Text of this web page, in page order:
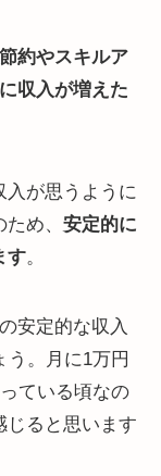
約やスキルア
収入が増えた
入が思うように
め、 安定的に
す。
安定的な収入
う。月に1万円
ている頃なの
じると思います